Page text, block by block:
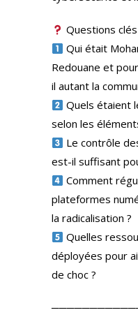
Questions clés
Qui était
Redouane et
il autant la
Quels étaient
selon les
Le contrôle
est-il suffisant
Comment
plateformes
la radicalisation ?
Quelles
déployées pour
de choc ?